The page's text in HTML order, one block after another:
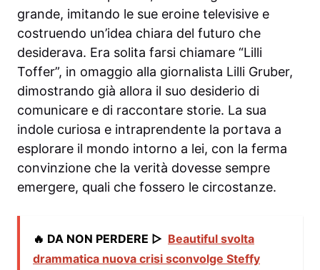
grande, imitando le sue eroine televisive e
costruendo un’idea chiara del futuro che
desiderava. Era solita farsi chiamare “Lilli
Toffer”, in omaggio alla giornalista Lilli Gruber,
dimostrando già allora il suo desiderio di
comunicare e di raccontare storie. La sua
indole curiosa e intraprendente la portava a
esplorare il mondo intorno a lei, con la ferma
convinzione che la verità dovesse sempre
emergere, quali che fossero le circostanze.
🔥 DA NON PERDERE ▷ Beautiful svolta
drammatica nuova crisi sconvolge Steffy